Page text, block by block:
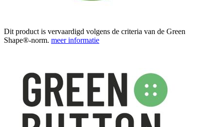
Dit product is vervaardigd volgens de criteria van de Green
Shape®-norm. meer informatie